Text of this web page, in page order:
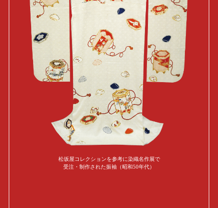
松坂屋コレクションを参考に染織名作展で
受注・制作された振袖（昭和50年代）